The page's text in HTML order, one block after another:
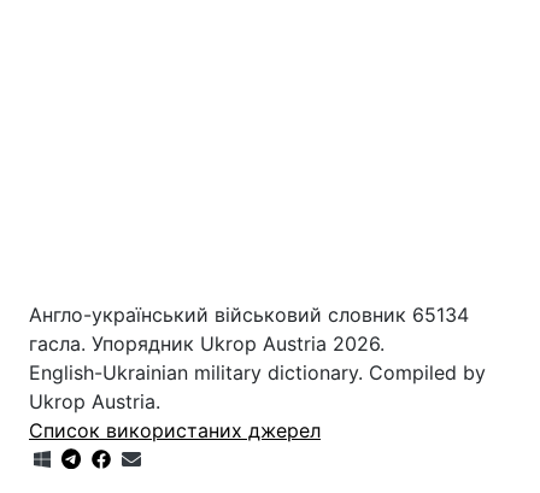
Англо-український військовий словник 65134
гасла. Упорядник Ukrop Austria 2026.
English-Ukrainian military dictionary. Compiled by
Ukrop Austria.
Список використаних джерел